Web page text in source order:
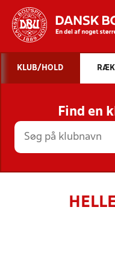
STILLINGER,
KLUB/HOLD
Find en